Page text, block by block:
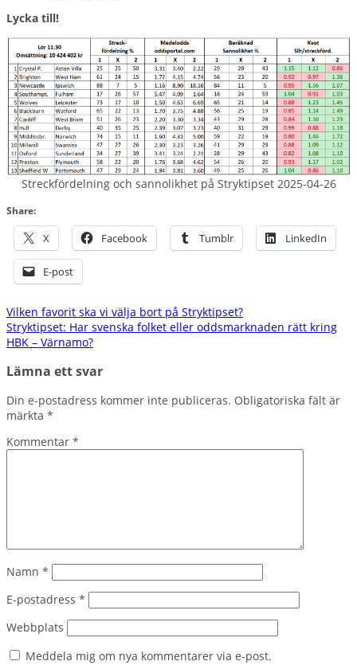
Lycka till!
Streckfördelning och sannolikhet på Stryktipset 2025-04-26
Share:
X Facebook Tumblr LinkedIn
E-post
Inläggsnavigering
Vilken favorit ska vi välja bort på Stryktipset?
Stryktipset: Har svenska folket eller oddsmarknaden rätt kring
HBK – Värnamo?
Lämna ett svar
Din e-postadress kommer inte publiceras. Obligatoriska fält är
märkta *
Kommentar *
Namn *
E-postadress *
Webbplats
Meddela mig om nya kommentarer via e-post.